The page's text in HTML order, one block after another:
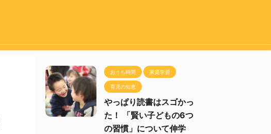
おうち時間 家庭学習
育児の知恵
やっぱり読書はスゴかっ
た！ 「賢い子どもの6つ
の習慣」について伸学